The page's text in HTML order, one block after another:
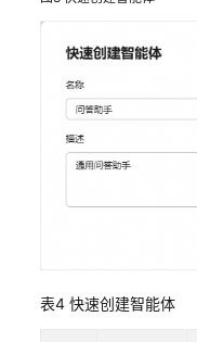
表4 快速创建智能体